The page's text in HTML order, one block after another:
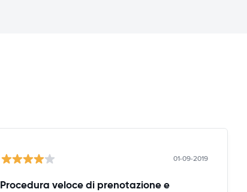
01-09-2019
Procedura veloce di prenotazione e